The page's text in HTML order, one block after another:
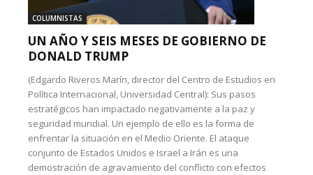
COLUMNISTAS
UN AÑO Y SEIS MESES DE GOBIERNO DE
DONALD TRUMP
(Edgardo Riveros Marín, director del Centro de Estudios en
Política Internacional, Universidad Central): Sus pasos
estratégicos han impactado negativamente a la paz y
seguridad mundial. Un ejemplo de ello es la forma de
enfrentar la situación en el Medio Oriente. El ataque
conjunto de Estados Unidos e Israel a Irán es una
demostración de agravamiento del conflicto con efectos